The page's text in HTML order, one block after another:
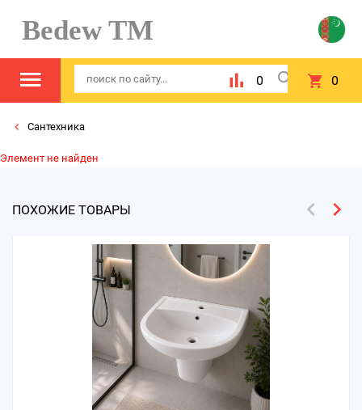
Bedew TM
0 0
Сантехника
Элемент не найден
ПОХОЖИЕ ТОВАРЫ